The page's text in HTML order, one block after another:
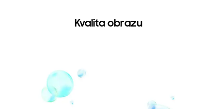
Kvalita obrazu